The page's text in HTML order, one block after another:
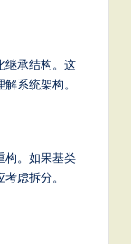
继承结构。这
系统架构。
构。如果基类
虑拆分。